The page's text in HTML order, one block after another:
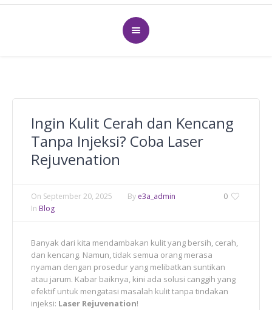
Ingin Kulit Cerah dan Kencang
Tanpa Injeksi? Coba Laser
Rejuvenation
0
On September 20, 2025 By e3a_admin
In Blog
Banyak dari kita mendambakan kulit yang bersih, cerah,
dan kencang. Namun, tidak semua orang merasa
nyaman dengan prosedur yang melibatkan suntikan
atau jarum. Kabar baiknya, kini ada solusi canggih yang
efektif untuk mengatasi masalah kulit tanpa tindakan
injeksi: Laser Rejuvenation!